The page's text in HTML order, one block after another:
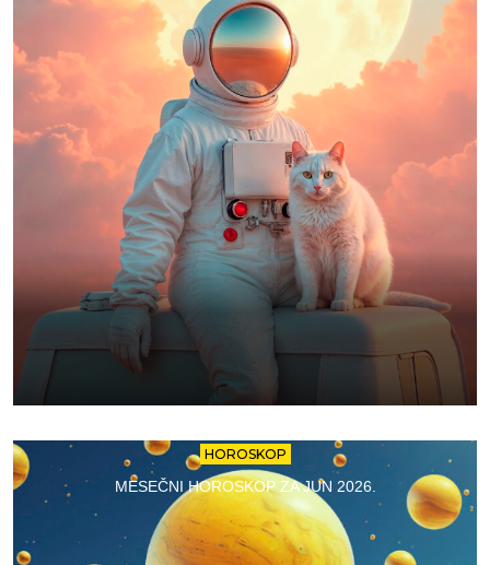
HOROSKOP
MESEČNI HOROSKOP ZA JUN 2026.